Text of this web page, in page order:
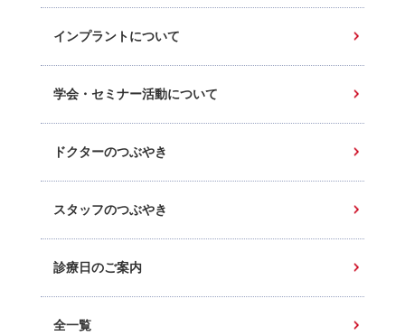
インプラントについて
学会・セミナー活動について
ドクターのつぶやき
スタッフのつぶやき
診療日のご案内
全一覧